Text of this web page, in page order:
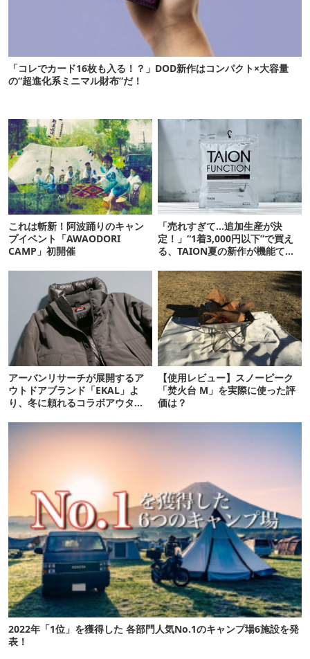
「コレでカード16枚も入る！？」DOD新作はコンパクト×大容量
の“超進化系ミニマル財布”だ！
これは斬新！阿波踊りのキャン
プイベント「AWAODORI
CAMP」初開催
「売れすぎて…追加生産が決
定！」“1着3,000円以下”で買え
る、TAION夏の新作が機能てん
アーバンリサーチが展開するア
ウトドアブランド「EKAL」よ
り、冬に頼れるコラボアウター
【使用レビュー】スノーピーク
「焚火台 M」を実際に使った評
価は？
2022年「1位」を獲得した 各部門人気No.1のキャンプ場6施設を発
表！